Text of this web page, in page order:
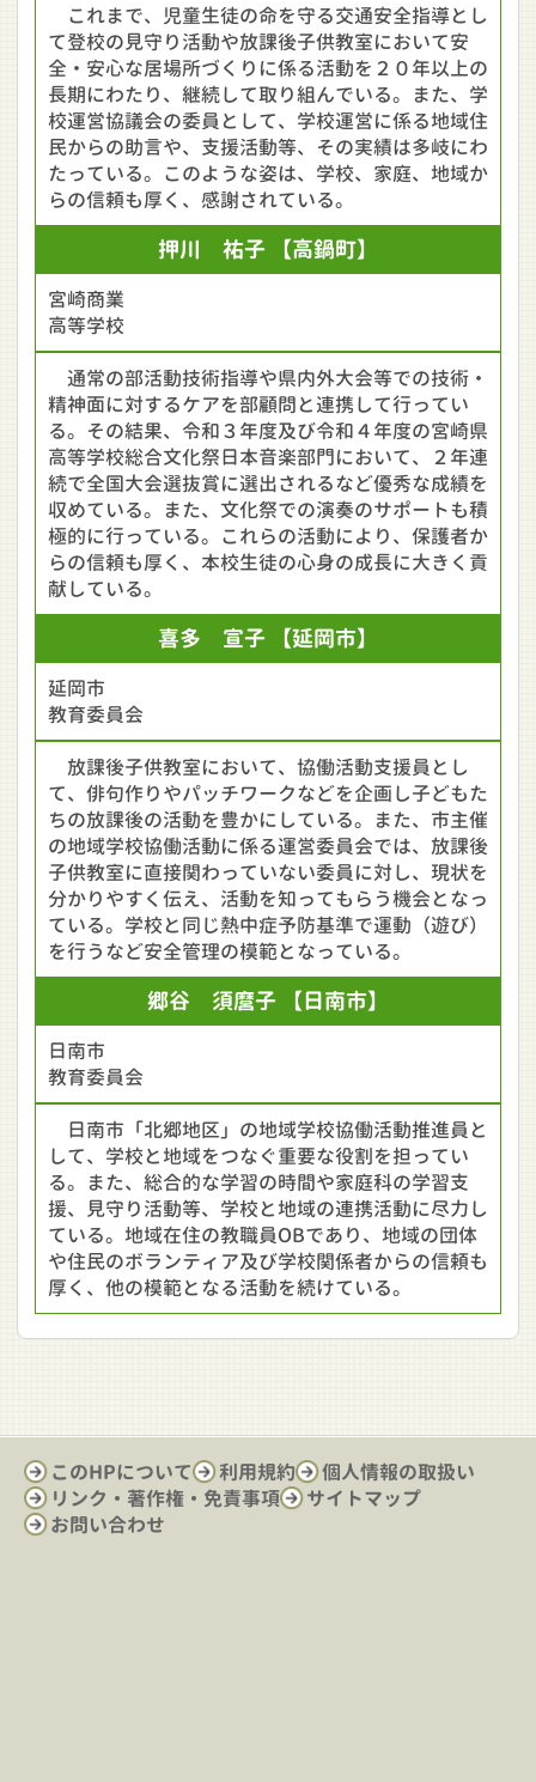
これまで、児童生徒の命を守る交通安全指導とし
て登校の見守り活動や放課後子供教室において安
全・安心な居場所づくりに係る活動を２０年以上の
長期にわたり、継続して取り組んでいる。また、学
校運営協議会の委員として、学校運営に係る地域住
民からの助言や、支援活動等、その実績は多岐にわ
たっている。このような姿は、学校、家庭、地域か
らの信頼も厚く、感謝されている。
押川 祐子 【高鍋町】
宮崎商業
高等学校
通常の部活動技術指導や県内外大会等での技術・
精神面に対するケアを部顧問と連携して行ってい
る。その結果、令和３年度及び令和４年度の宮崎県
高等学校総合文化祭日本音楽部門において、２年連
続で全国大会選抜賞に選出されるなど優秀な成績を
収めている。また、文化祭での演奏のサポートも積
極的に行っている。これらの活動により、保護者か
らの信頼も厚く、本校生徒の心身の成長に大きく貢
献している。
喜多 宣子 【延岡市】
延岡市
教育委員会
放課後子供教室において、協働活動支援員とし
て、俳句作りやパッチワークなどを企画し子どもた
ちの放課後の活動を豊かにしている。また、市主催
の地域学校協働活動に係る運営委員会では、放課後
子供教室に直接関わっていない委員に対し、現状を
分かりやすく伝え、活動を知ってもらう機会となっ
ている。学校と同じ熱中症予防基準で運動（遊び）
を行うなど安全管理の模範となっている。
郷谷 須麿子 【日南市】
日南市
教育委員会
日南市「北郷地区」の地域学校協働活動推進員と
して、学校と地域をつなぐ重要な役割を担ってい
る。また、総合的な学習の時間や家庭科の学習支
援、見守り活動等、学校と地域の連携活動に尽力し
ている。地域在住の教職員OBであり、地域の団体
や住民のボランティア及び学校関係者からの信頼も
厚く、他の模範となる活動を続けている。
このHPについて 利用規約
個人情報の取扱い
リンク・著作権・免責事項
サイトマップ
お問い合わせ